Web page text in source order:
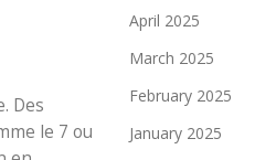
Des
le 7 ou
April 2025
March 2025
February 2025
January 2025